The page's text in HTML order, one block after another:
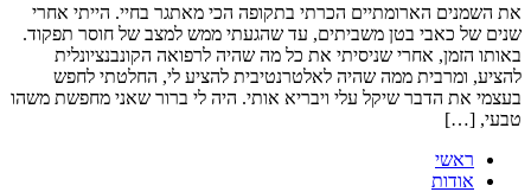
את השמנים הארומתיים הכרתי בתקופה הכי מאתגר בחיי. הייתי אחרי
שנים של כאבי בטן משביתים, עד שהגעתי ממש למצב של חוסר תפקוד.
באותו הזמן, אחרי שניסיתי את כל מה שהיה לרפואה הקונבנציונלית
להציע, ומרבית ממה שהיה לאלטרנטיבית להציע לי, החלטתי לחפש
בעצמי את הדבר שיקל עלי ויבריא אותי. היה לי ברור שאני מחפשת משהו
טבעי, […]
ראשי
אודות